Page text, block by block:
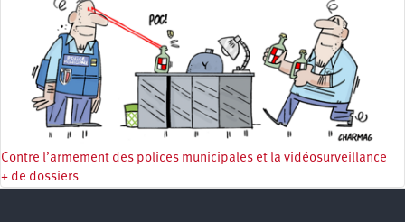
Contre l’armement des polices municipales et la vidéosurveillance
+ de dossiers